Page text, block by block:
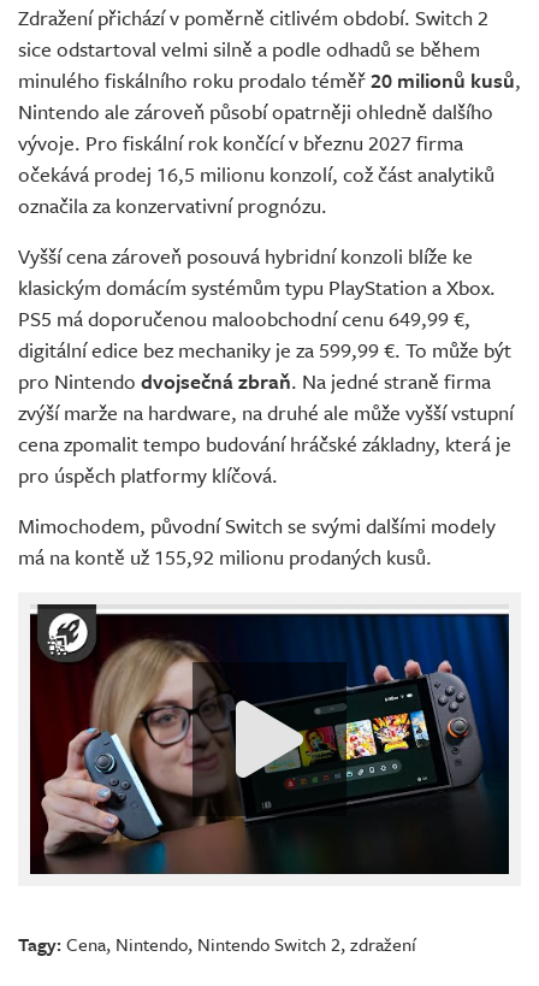
Zdražení přichází v poměrně citlivém období. Switch 2
sice odstartoval velmi silně a podle odhadů se během
minulého fiskálního roku prodalo téměř20 milionů kusů,
Nintendo ale zároveň působí opatrněji ohledně dalšího
vývoje. Pro fiskální rok končící v březnu 2027 firma
očekává prodej 16,5 milionu konzolí, což část analytiků
označila za konzervativní prognózu.
Vyšší cena zároveň posouvá hybridní konzoli blíže ke
klasickým domácím systémům typu PlayStation a Xbox.
PS5 má doporučenou maloobchodní cenu 649,99 €,
digitální edice bez mechaniky je za 599,99 €. To může být
pro Nintendo dvojsečná zbraň. Na jedné straně firma
zvýší marže na hardware, na druhé ale může vyšší vstupní
cena zpomalit tempo budování hráčské základny, která je
pro úspěch platformy klíčová.
Mimochodem, původní Switch se svými dalšími modely
má na kontě už 155,92 milionu prodaných kusů.
Tagy:Cena, Nintendo, Nintendo Switch 2,zdražení